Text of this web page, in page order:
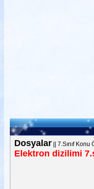
Dosyalar|| 7.Sınıf Konu
Elektron dizilimi